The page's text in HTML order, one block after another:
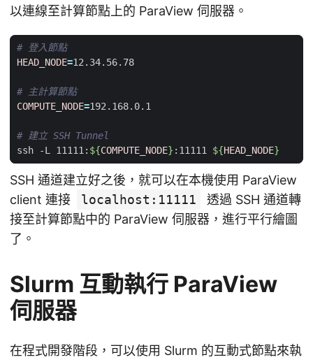
以連線至計算節點上的 ParaView 伺服器。
# 登入節點
HEAD_NODE=
# 主計算節點
COMPUTE_NODE=
# 建立 SSH Tunnel
ssh -L 11111: ${COMPUTE_NODE} :11111 ${HEAD_NODE}
SSH 通道建立好之後，就可以在本機使用 ParaView
client 連接
localhost:11111
透過 SSH 通道轉
接至計算節點中的 ParaView 伺服器，進行平行繪圖
了。
Slurm 互動執行 ParaView
伺服器
在程式開發階段，可以使用 Slurm 的互動式節點來執